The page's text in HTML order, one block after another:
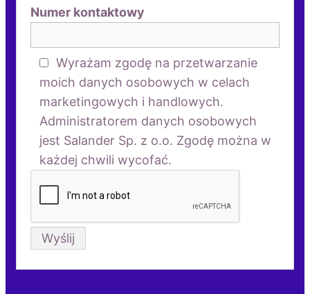
Numer kontaktowy
Wyrażam zgodę na przetwarzanie
moich danych osobowych w celach
marketingowych i handlowych.
Administratorem danych osobowych
jest Salander Sp. z o.o. Zgodę można w
każdej chwili wycofać.